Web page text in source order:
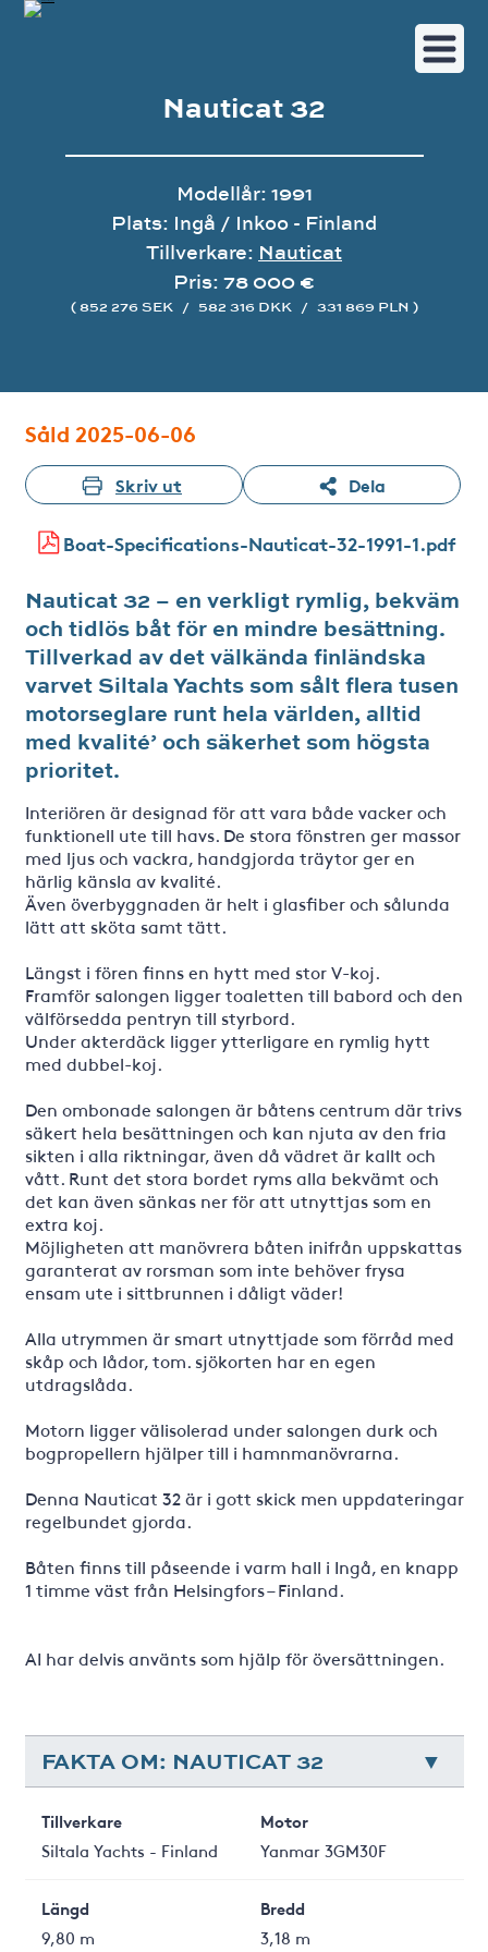
Nauticat 32
Modellår: 1991
Plats: Ingå / Inkoo - Finland
Tillverkare: Nauticat
Pris: 78 000 €
( 852 276 SEK / 582 316 DKK / 331 869 PLN )
Såld 2025-06-06
Skriv ut Dela
Boat-Specifications-Nauticat-32-1991-1.pdf
Nauticat 32 – en verkligt rymlig, bekväm
och tidlös båt för en mindre besättning.
Tillverkad av det välkända finländska
varvet Siltala Yachts som sålt flera tusen
motorseglare runt hela världen, alltid
med kvalité’ och säkerhet som högsta
prioritet.
Interiören är designad för att vara både vacker och
funktionell ute till havs. De stora fönstren ger massor
med ljus och vackra, handgjorda träytor ger en
härlig känsla av kvalité.
Även överbyggnaden är helt i glasfiber och sålunda
lätt att sköta samt tätt.
Längst i fören finns en hytt med stor V-koj.
Framför salongen ligger toaletten till babord och den
välförsedda pentryn till styrbord.
Under akterdäck ligger ytterligare en rymlig hytt
med dubbel-koj.
Den ombonade salongen är båtens centrum där trivs
säkert hela besättningen och kan njuta av den fria
sikten i alla riktningar, även då vädret är kallt och
vått. Runt det stora bordet ryms alla bekvämt och
det kan även sänkas ner för att utnyttjas som en
extra koj.
Möjligheten att manövrera båten inifrån uppskattas
garanterat av rorsman som inte behöver frysa
ensam ute i sittbrunnen i dåligt väder!
Alla utrymmen är smart utnyttjade som förråd med
skåp och lådor, tom. sjökorten har en egen
utdragslåda.
Motorn ligger välisolerad under salongen durk och
bogpropellern hjälper till i hamnmanövrarna.
Denna Nauticat 32 är i gott skick men uppdateringar
regelbundet gjorda.
Båten finns till påseende i varm hall i Ingå, en knapp
1 timme väst från Helsingfors – Finland.
AI har delvis använts som hjälp för översättningen.
FAKTA OM: NAUTICAT 32
Tillverkare
Siltala Yachts - Finland
Motor
Yanmar 3GM30F
Längd
9,80 m
Bredd
3,18 m